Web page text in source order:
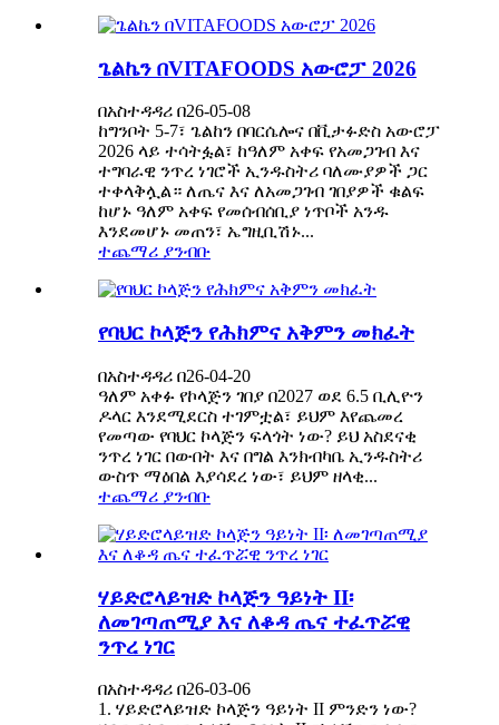
ጌልኬን በVITAFOODS አውሮፓ 2026
በአስተዳዳሪ በ26-05-08
ከግንቦት 5-7፣ ጌልከን በባርሴሎና በቪታፉድስ አውሮፓ
2026 ላይ ተሳትፏል፣ ከዓለም አቀፍ የአመጋገብ እና
ተግባራዊ ንጥረ ነገሮች ኢንዱስትሪ ባለሙያዎች ጋር
ተቀላቅሏል። ለጤና እና ለአመጋገብ ገበያዎች ቁልፍ
ከሆኑ ዓለም አቀፍ የመሰብሰቢያ ነጥቦች አንዱ
እንደመሆኑ መጠን፣ ኤግዚቢሽኑ...
ተጨማሪ ያንብቡ
የባህር ኮላጅን የሕክምና አቅምን መክፈት
በአስተዳዳሪ በ26-04-20
ዓለም አቀፉ የኮላጅን ገበያ በ2027 ወደ 6.5 ቢሊዮን
ዶላር እንደሚደርስ ተገምቷል፣ ይህም እየጨመረ
የመጣው የባህር ኮላጅን ፍላጎት ነው? ይህ አስደናቂ
ንጥረ ነገር በውበት እና በግል እንክብካቤ ኢንዱስትሪ
ውስጥ ማዕበል እያሳደረ ነው፣ ይህም ዘላቂ...
ተጨማሪ ያንብቡ
ሃይድሮላይዝድ ኮላጅን ዓይነት II፡
ለመገጣጠሚያ እና ለቆዳ ጤና ተፈጥሯዊ
ንጥረ ነገር
በአስተዳዳሪ በ26-03-06
1. ሃይድሮላይዝድ ኮላጅን ዓይነት II ምንድን ነው?